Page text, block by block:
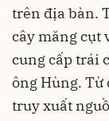
trên địa bàn.
cây măng cụt
cung cấp trái
ông Hùng. Từ
truy xuất